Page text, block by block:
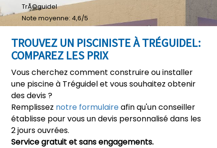
TROUVEZ UN PISCINISTE À TRÉGUIDEL:
COMPAREZ LES PRIX
Vous cherchez comment construire ou installer
une piscine à Tréguidel et vous souhaitez obtenir
des devis ?
Remplissez notre formulaireafin qu'un conseiller
établisse pour vous un devis personnalisé dans les
2 jours ouvrées.
Service gratuit et sans engagements.
TrÃ©guidel
Note moyenne: 4,6/5